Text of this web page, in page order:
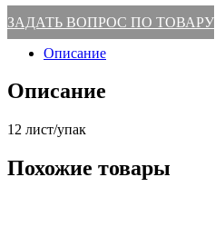
ЗАДАТЬ ВОПРОС ПО ТОВАРУ
Описание
Описание
12 лист/упак
Похожие товары